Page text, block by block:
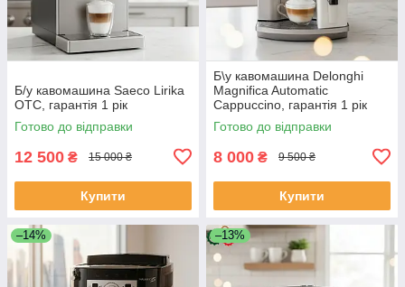
Б/у кавомашина Saeco Lirika
OTC, гарантія 1 рік
Готово до відправки
12 500 ₴ 15 000 ₴
Купити
Б\у кавомашина Delonghi
Magnifica Automatic
Cappuccino, гарантія 1 рік
Готово до відправки
8 000 ₴ 9 500 ₴
Купити
–14% –13%